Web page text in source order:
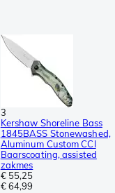
3
Kershaw Shoreline Bass
1845BASS Stonewashed,
Aluminum Custom CCI
Baarscoating, assisted
zakmes
€ 55,25
€ 64,99